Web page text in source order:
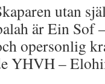
utan
är Ein Sof
opersonlig
YHVH –